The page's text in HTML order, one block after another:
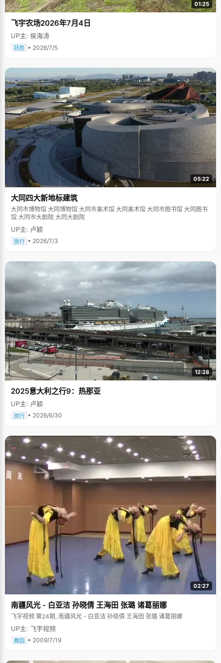
01:25
飞宇农场2026年7月4日
UP主: 侯海涛
跃胜 • 2026/7/5
05:22
大同四大新地标建筑
大同市博物馆 大同博物馆 大同市美术馆 大同美术馆 大同市图书馆 大同图书
馆 大同市大剧院 大同大剧院
UP主: 卢颖
旅行 • 2026/7/3
12:28
2025意大利之行9：热那亚
UP主: 卢颖
旅行 • 2026/6/30
02:27
南疆风光 - 白亚洁 孙晓倩 王海田 张璐 诸葛丽娜
飞宇视频 第24期, 南疆风光 - 白亚洁 孙晓倩 王海田 张璐 诸葛丽娜
UP主: 飞宇视频
舞蹈 • 2009/7/19